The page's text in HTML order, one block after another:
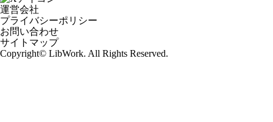
運営会社
プライバシーポリシー
お問い合わせ
サイトマップ
Copyright© LibWork. All Rights Reserved.